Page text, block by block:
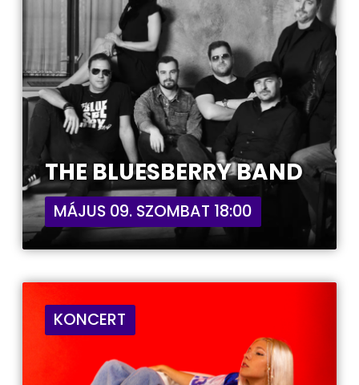
THE BLUESBERRY BAND
MÁJUS 09. SZOMBAT 18:00
KONCERT